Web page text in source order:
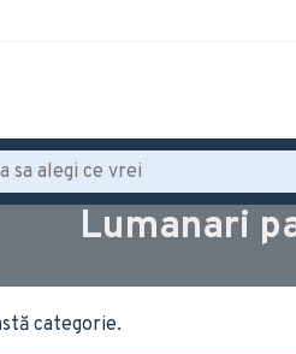
Lumanari
categorie.